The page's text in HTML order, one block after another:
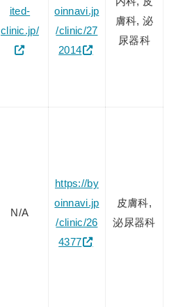
ited-
clinic.jp/
oinnavi.jp
/clinic/27
2014
膚科, 泌
尿器科
N/A
https://by
oinnavi.jp
/clinic/26
4377
皮膚科,
泌尿器科